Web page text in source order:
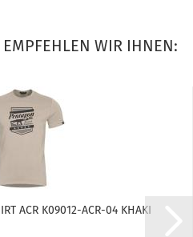
WIR IHNEN:
ACR K09012-ACR-04 KHAKI